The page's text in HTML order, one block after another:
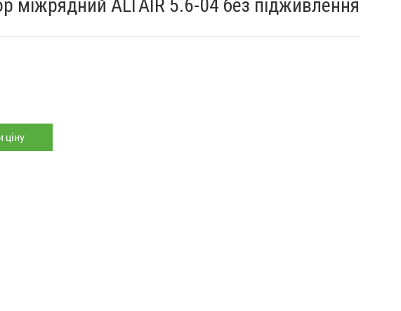
міжрядний ALTAIR 5.6-04 без підживлення
ціну